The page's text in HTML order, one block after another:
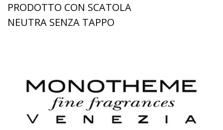
PRODOTTO CON SCATOLA
NEUTRA SENZA TAPPO